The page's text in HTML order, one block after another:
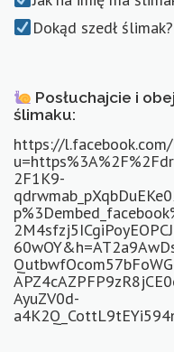
Dokąd szedł ślimak?
Posłuchajcie i
ślimaku:
https://l.facebook.com/
2F1K9-
AyuZV0d-